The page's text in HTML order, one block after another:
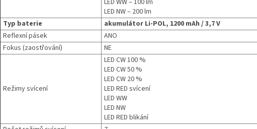
LED WW – 100 lm
LED NW – 200 lm
Typ baterie
akumulátor Li-POL, 1200 mAh / 3,7 V
Reflexní pásek
ANO
Fokus (zaostřování)
NE
Režimy svícení
LED CW 100 %
LED CW 50 %
LED CW 20 %
LED RED svícení
LED WW
LED NW
LED RED blikání